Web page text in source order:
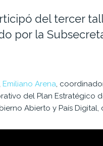
del tercer
por la
Emiliano Arena,
delPlan Estratégico
Abierto y País Digital,